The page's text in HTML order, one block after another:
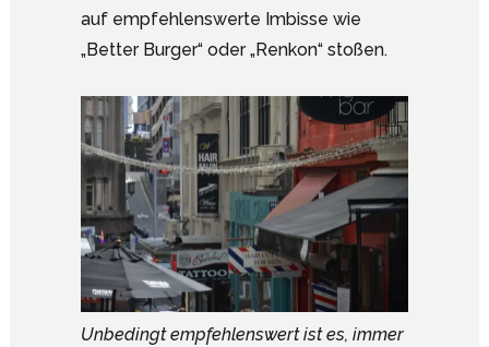
auf empfehlenswerte Imbisse wie
„Better Burger“ oder „Renkon“ stoßen.
Unbedingt empfehlenswert ist es, immer